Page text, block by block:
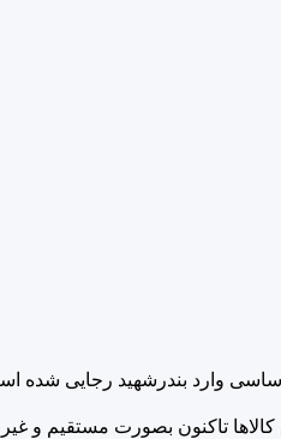
افزود: این کالاها تاکنون بصورت